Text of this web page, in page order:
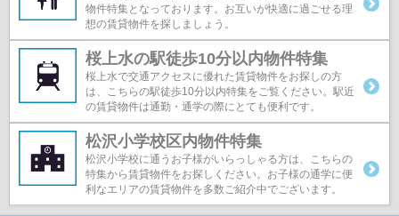
物件特集となっております。お互いが快適に過ごせる理
想の賃貸物件を探しましょう。
桜上水の駅徒歩10分以内物件特集
桜上水で交通アクセスに優れた賃貸物件をお探しの方
は、こちらの駅徒歩10分以内特集をご覧ください。駅近
の賃貸物件は通勤・通学の際にとても便利です。
松沢小学校区内物件特集
松沢小学校に通うお子様がいらっしゃる方は、こちらの
特集から賃貸物件をお探しください。お子様の通学に便
利なエリアの賃貸物件を多数ご紹介中でございます。